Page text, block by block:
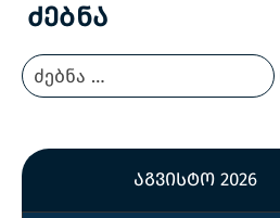
Ძებნა
აგვისტო 2026